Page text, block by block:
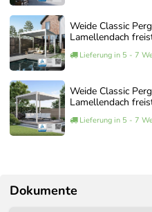
Weide Classic
Lamellendach
Lieferung in 5 - 7
Weide Classic
Lamellendach
Lieferung in 5 - 7
Dokumente